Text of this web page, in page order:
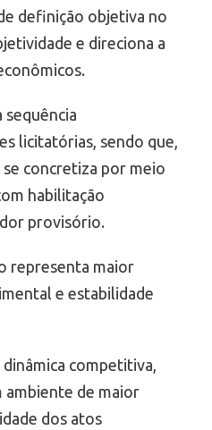
definição objetiva no
e direciona a
sequência
licitatórias, sendo que,
concretiza por meio
habilitação
provisório.
representa maior
e estabilidade
competitiva,
ambiente de maior
dos atos